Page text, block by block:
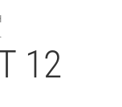
12